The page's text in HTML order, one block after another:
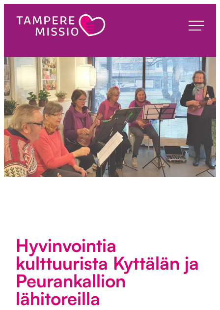
suoraan
sisältöön
TampereMissio
Hyvinvointia
kulttuurista Kyttälän ja
Peurankallion
lähitoreilla